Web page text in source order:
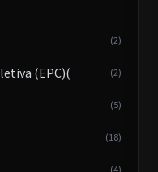
(2)
(EPC)( (2)
(5)
(18)